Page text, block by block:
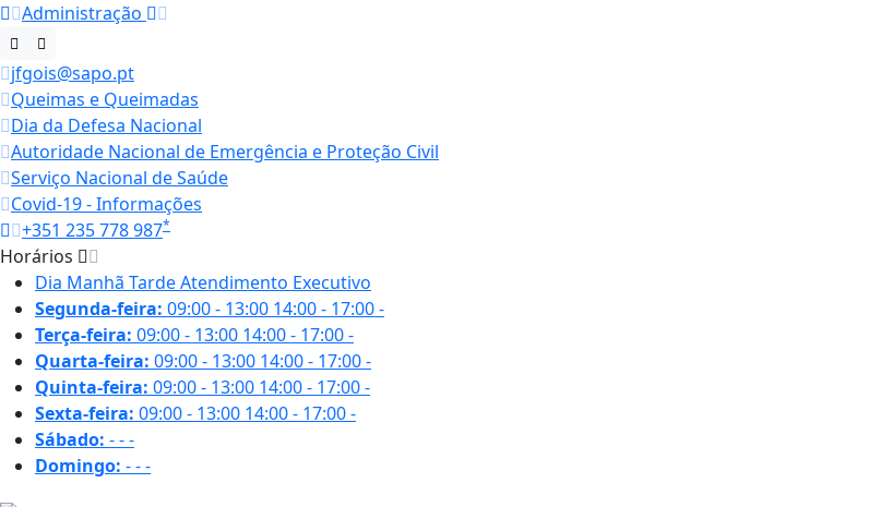
Administração
jfgois@sapo.pt
Queimas e Queimadas
Dia da Defesa Nacional
Autoridade Nacional de Emergência e Proteção Civil
Serviço Nacional de Saúde
Covid-19 - Informações
+351 235 778 987*
Horários
Dia Manhã TardeAtendimento Executivo
Segunda-feira: 09:00 - 13:00 14:00 - 17:00-
Terça-feira: 09:00 - 13:00 14:00 - 17:00-
Quarta-feira: 09:00 - 13:00 14:00 - 17:00-
Quinta-feira: 09:00 - 13:00 14:00 - 17:00-
Sexta-feira: 09:00 - 13:00 14:00 - 17:00-
Sábado: ---
Domingo: ---